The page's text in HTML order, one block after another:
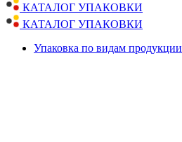
КАТАЛОГ УПАКОВКИ
КАТАЛОГ УПАКОВКИ
Упаковка по видам продукции